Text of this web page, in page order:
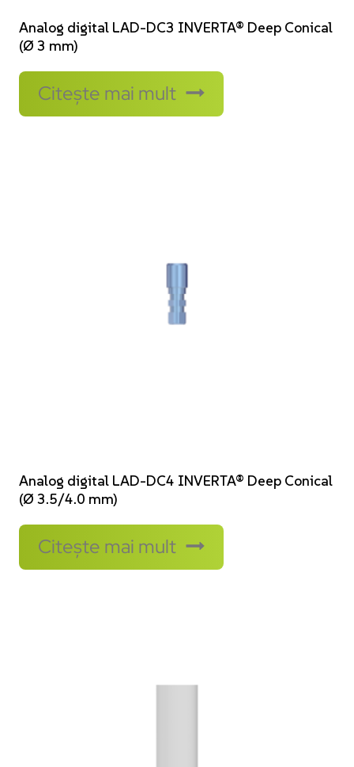
Analog digital LAD-DC3 INVERTA® Deep Conical
(Ø 3 mm)
Citește mai mult
Analog digital LAD-DC4 INVERTA® Deep Conical
(Ø 3.5/4.0 mm)
Citește mai mult